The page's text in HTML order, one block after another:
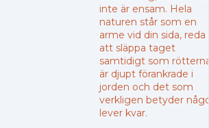
inte är ensam. Hela
naturen står som en
arme vid din sida, reda
att släppa taget
samtidigt som
är djupt förankrade i
jorden och det som
verkligen betyder
lever kvar.